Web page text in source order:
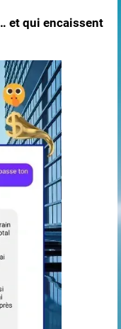
et qui encaissent